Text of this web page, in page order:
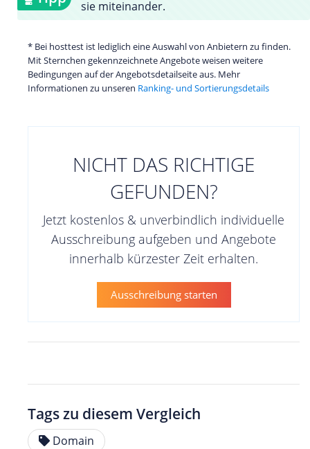
sie miteinander.
* Bei hosttest ist lediglich eine Auswahl von Anbietern zu finden.
Mit Sternchen gekennzeichnete Angebote weisen weitere
Bedingungen auf der Angebotsdetailseite aus. Mehr
Informationen zu unseren Ranking- und Sortierungsdetails
NICHT DAS RICHTIGE
GEFUNDEN?
Jetzt kostenlos & unverbindlich individuelle
Ausschreibung aufgeben und Angebote
innerhalb kürzester Zeit erhalten.
Ausschreibung starten
Tags zu diesem Vergleich
Domain